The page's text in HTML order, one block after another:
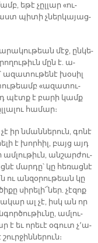
ե­թէ չըլ­լար «ու­
պի­տի չներ­կա­յաց­
մէջ, ըն­կե­
մըն է. ա­
ա­զա­տու­թե­նէ խօ­սիլ
«ա­զա­տու­
պէտք է բա­րի կամք
հա­մար։
իր նման­նե­րուն, գո­նէ
է խոր­հիլ, բայց այդ
ամ­լու­թիւն, ան­շար­ժու­
մար­դը՝ կը հե­ռաց­նէ
ու ան­զօ­րու­թեան կը
սի­րե­լի՜­ներ. չէ­զոք
ալ չէ, իսկ ան որ
ամ­լու­
է եւ ո­րե­ւէ օ­գուտ չ՚ա­